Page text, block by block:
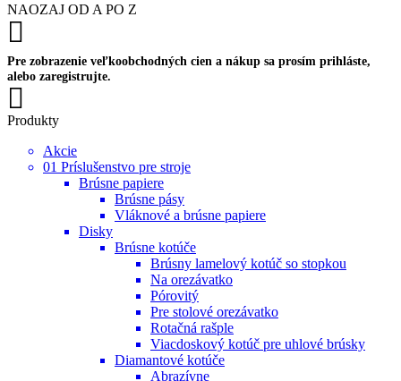
NAOZAJ OD A PO Z
Pre zobrazenie veľkoobchodných cien a nákup sa prosím prihláste,
alebo zaregistrujte.
Produkty
Akcie
01 Príslušenstvo pre stroje
Brúsne papiere
Brúsne pásy
Vláknové a brúsne papiere
Disky
Brúsne kotúče
Brúsny lamelový kotúč so stopkou
Na orezávatko
Pórovitý
Pre stolové orezávatko
Rotačná rašple
Viacdoskový kotúč pre uhlové brúsky
Diamantové kotúče
Abrazívne